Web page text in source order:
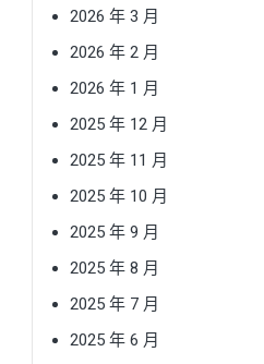
2026 年 3 月
2026 年 2 月
2026 年 1 月
2025 年 12 月
2025 年 11 月
2025 年 10 月
2025 年 9 月
2025 年 8 月
2025 年 7 月
2025 年 6 月